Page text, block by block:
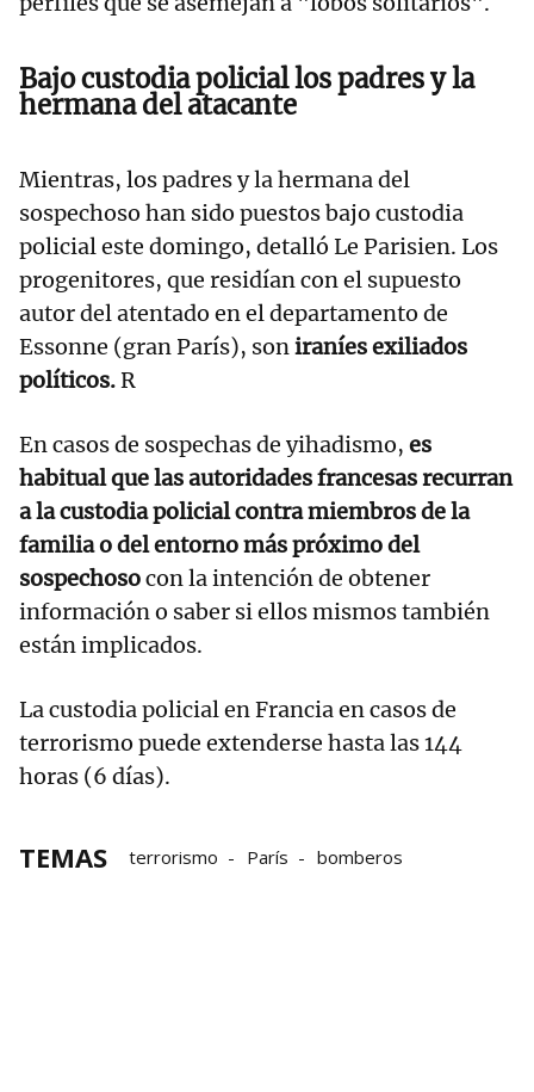
Bajo custodia policial los padres y la
hermana del atacante
Mientras, los padres y la hermana del
sospechoso han sido puestos bajo custodia
policial este domingo, detalló Le Parisien. Los
progenitores, que residían con el supuesto
autor del atentado en el departamento de
Essonne (gran París), soniraníes exiliados
políticos.R
En casos de sospechas de yihadismo, es
habitual que las autoridades francesas recurran
a la custodia policial contra miembros de la
familia o del entorno más próximo del
sospechosocon la intención de obtener
información o saber si ellos mismos también
están implicados.
La custodia policial en Francia en casos de
terrorismo puede extenderse hasta las 144
horas (6 días).
TEMAS terrorismo París bomberos